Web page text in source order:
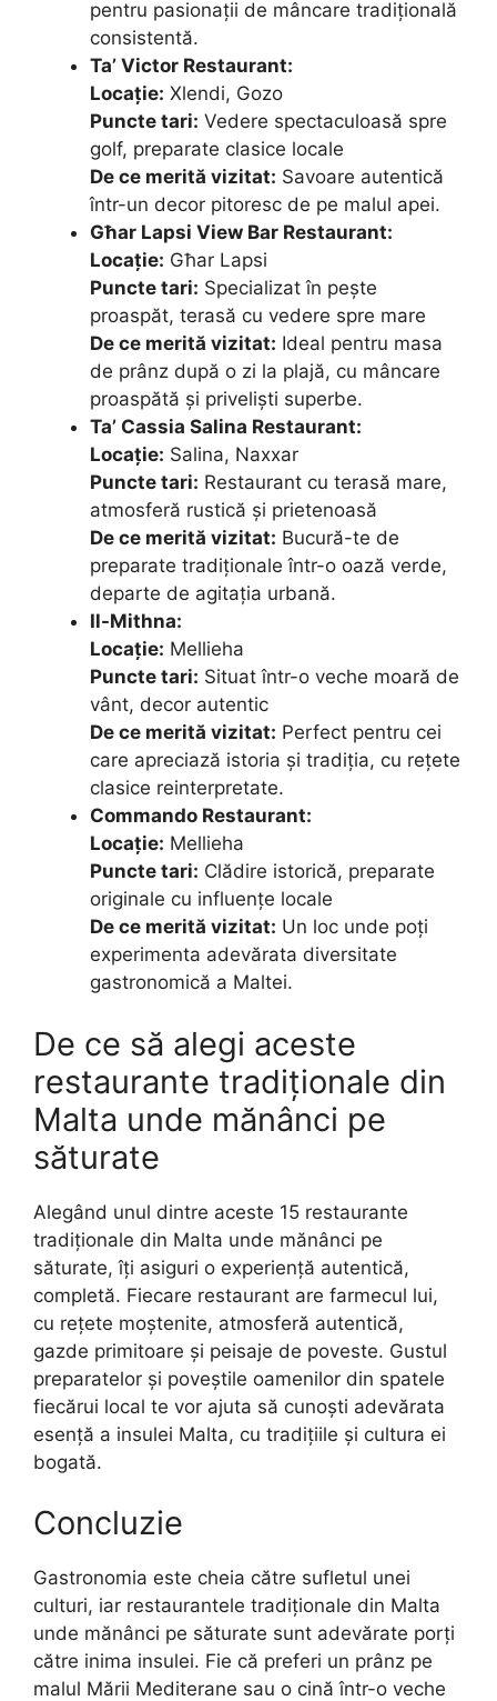
pentru pasionații de mâncare tradițională
consistentă.
Ta’ Victor Restaurant:
Locație: Xlendi, Gozo
Puncte tari: Vedere spectaculoasă spre
golf, preparate clasice locale
De ce merită vizitat: Savoare autentică
într-un decor pitoresc de pe malul apei.
Għar Lapsi View Bar Restaurant:
Locație: Għar Lapsi
Puncte tari: Specializat în pește
proaspăt, terasă cu vedere spre mare
De ce merită vizitat: Ideal pentru masa
de prânz după o zi la plajă, cu mâncare
proaspătă și priveliști superbe.
Ta’ Cassia Salina Restaurant:
Locație: Salina, Naxxar
Puncte tari: Restaurant cu terasă mare,
atmosferă rustică și prietenoasă
De ce merită vizitat: Bucură-te de
preparate tradiționale într-o oază verde,
departe de agitația urbană.
Il-Mithna:
Locație: Mellieha
Puncte tari: Situat într-o veche moară de
vânt, decor autentic
De ce merită vizitat: Perfect pentru cei
care apreciază istoria și tradiția, cu rețete
clasice reinterpretate.
Commando Restaurant:
Locație: Mellieha
Puncte tari: Clădire istorică, preparate
originale cu influențe locale
De ce merită vizitat: Un loc unde poți
experimenta adevărata diversitate
gastronomică a Maltei.
De ce să alegi aceste
restaurante tradiționale din
Malta unde mănânci pe
săturate
Alegând unul dintre aceste 15 restaurante
tradiționale din Malta unde mănânci pe
săturate, îți asiguri o experiență autentică,
completă. Fiecare restaurant are farmecul lui,
cu rețete moștenite, atmosferă autentică,
gazde primitoare și peisaje de poveste. Gustul
preparatelor și poveștile oamenilor din spatele
fiecărui local te vor ajuta să cunoști adevărata
esență a insulei Malta, cu tradițiile și cultura ei
bogată.
Concluzie
Gastronomia este cheia către sufletul unei
culturi, iar restaurantele tradiționale din Malta
unde mănânci pe săturate sunt adevărate porți
către inima insulei. Fie că preferi un prânz pe
malul Mării Mediterane sau o cină într-o veche